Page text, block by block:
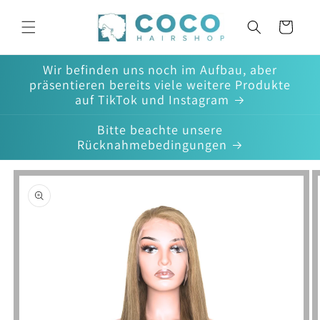
Inhalt
Warenkorb
Wir befinden uns noch im Aufbau, aber
präsentieren bereits viele weitere Produkte
auf TikTok und Instagram
Bitte beachte unsere
Rücknahmebedingungen